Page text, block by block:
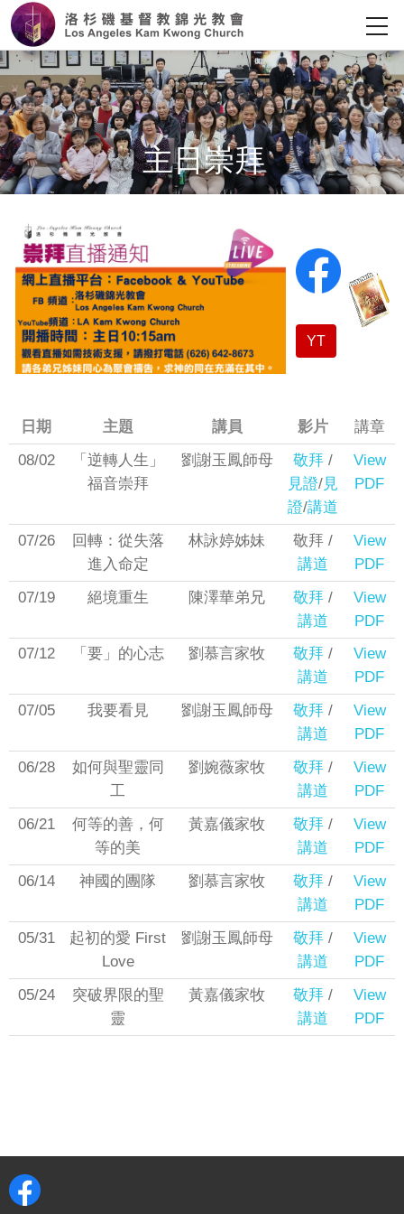
主日崇拜
YT
日期 主題 講員 影片
講章
08/02
「逆轉人生」
福音崇拜
劉謝玉鳳師母 敬拜/
見證/見
證/講道
View
PDF
07/26
回轉：從失落
進入命定
林詠婷姊妹
敬拜 /
講道
View
PDF
07/19
絕境重生 陳澤華弟兄 敬拜/
講道
View
PDF
07/12
「要」的心志 劉慕言家牧 敬拜/
講道
View
PDF
07/05
我要看見 劉謝玉鳳師母 敬拜/
講道
View
PDF
06/28
如何與聖靈同
工
劉婉薇家牧 敬拜/
講道
View
PDF
06/21
何等的善，何
等的美
黃嘉儀家牧 敬拜/
講道
View
PDF
06/14
神國的團隊 劉慕言家牧 敬拜/
講道
View
PDF
05/31
起初的愛 First
Love
劉謝玉鳳師母 敬拜/
講道
View
PDF
05/24
突破界限的聖
靈
黃嘉儀家牧 敬拜/
講道
View
PDF